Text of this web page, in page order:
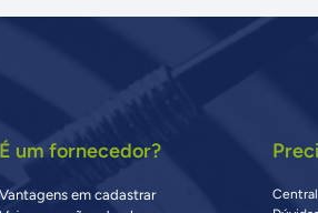
É um fornecedor?
Vantagens em cadastrar